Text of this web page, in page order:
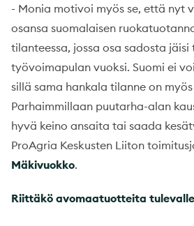
- Monia motivoi myös se, että nyt
osansa suomalaisen
tilanteessa, jossa osa sadosta
työvoimapulan vuoksi. Suomi ei
sillä sama hankala tilanne on
Parhaimmillaan puutarha-alan
hyvä keino ansaita tai saada
ProAgria Keskusten Liiton
Mäkivuokko.
Riittäkö avomaatuotteita